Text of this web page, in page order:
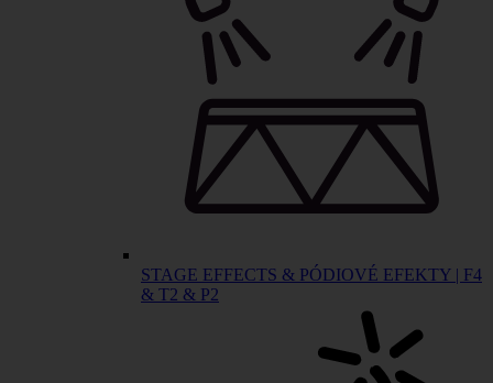
STAGE EFFECTS & PÓDIOVÉ EFEKTY | F4
& T2 & P2